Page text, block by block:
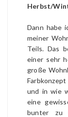
Herbst/
Dann habe
meiner
Teils. Das
einer sehr
große
und in wie
eine
bunter